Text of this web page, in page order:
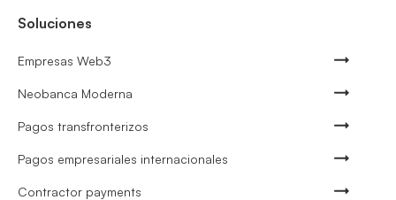
Soluciones
Empresas Web3
Neobanca Moderna
Pagos transfronterizos
Pagos empresariales internacionales
Contractor payments